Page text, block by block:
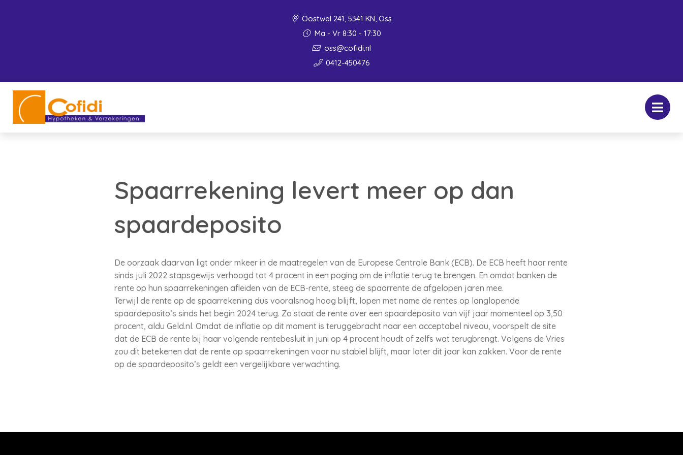
Oostwal 241, 5341 KN, Oss
Ma - Vr 8:30 - 17:30
oss@cofidi.nl
0412-450476
Spaarrekening levert meer op dan
spaardeposito
De oorzaak daarvan ligt onder mkeer in de maatregelen van de Europese Centrale Bank (ECB). De ECB heeft haar rente
sinds juli 2022 stapsgewijs verhoogd tot 4 procent in een poging om de inflatie terug te brengen. En omdat banken de
rente op hun spaarrekeningen afleiden van de ECB-rente, steeg de spaarrente de afgelopen jaren mee.
Terwijl de rente op de spaarrekening dus vooralsnog hoog blijft, lopen met name de rentes op langlopende
spaardeposito’s sinds het begin 2024 terug. Zo staat de rente over een spaardeposito van vijf jaar momenteel op 3,50
procent, aldu Geld.nl. Omdat de inflatie op dit moment is teruggebracht naar een acceptabel niveau, voorspelt de site
dat de ECB de rente bij haar volgende rentebesluit in juni op 4 procent houdt of zelfs wat terugbrengt. Volgens de Vries
zou dit betekenen dat de rente op spaarrekeningen voor nu stabiel blijft, maar later dit jaar kan zakken. Voor de rente
op de spaardeposito’s geldt een vergelijkbare verwachting.